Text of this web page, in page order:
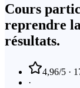
Cours
reprendre
résultats.
4,96/5 ·
·